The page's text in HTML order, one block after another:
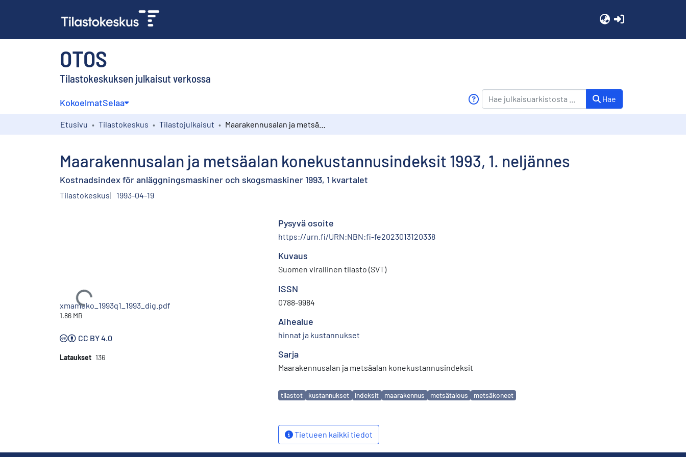
OTOS
Tilastokeskuksen julkaisut verkossa
KokoelmatSelaa Hae
Etusivu Tilastokeskus Tilastojulkaisut
Maarakennusalan ja metsäalan konekustannusindeksit 1993, 1. neljännes
Kostnadsindex för anläggningsmaskiner och skogsmaskiner 1993, 1 kvartalet
Tilastokeskus 1993-04-19
Ladataan...
xmameko_1993q1_1993_dig.pdf
1.86 MB
CC BY 4.0
Lataukset 136
Pysyvä osoite
https://urn.fi/URN:NBN:fi-fe2023013120338
Kuvaus
Suomen virallinen tilasto (SVT)
ISSN
0788-9984
Aihealue
hinnat ja kustannukset
Sarja
Maarakennusalan ja metsäalan konekustannusindeksit
Avainsanat
tilastot kustannukset indeksit maarakennus metsätalous metsäkoneet
Tietueen kaikki tiedot